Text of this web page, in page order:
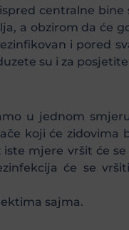
centralne bine
a obzirom da će
i pored
su i za
u jednom
koji će
mjere vršit će
će se
sajma.